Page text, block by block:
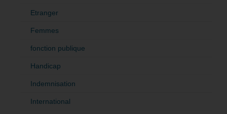
Etranger
Femmes
fonction publique
Handicap
Indemnisation
International